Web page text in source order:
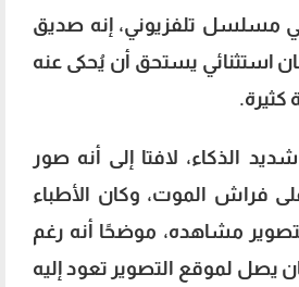
مسلسل تلفزيوني، إنه صديق
استثنائي يستحق أن يُحكى عنه
كثيرة.
الذكاء، لافتا إلى أنه صور
فراش الموت، وكان الأطباء
مشاهده، موضحًا أنه رغم
يصل لموقع التصوير تعود إليه